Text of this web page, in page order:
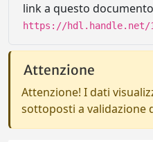
link a questo
https://hdl.handle.net/
Attenzione
Attenzione! I dati
sottoposti a validazione